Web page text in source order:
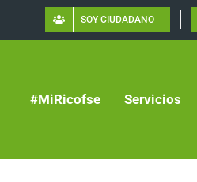
SOY CIUDADANO
#MiRicofse Servicios